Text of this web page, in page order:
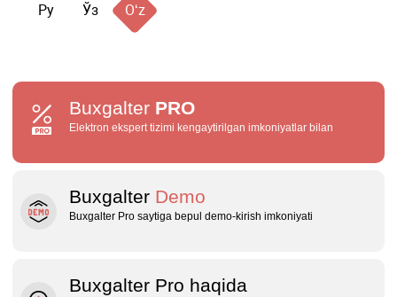
Ру Ўз Oʻz
Buxgalter PRO
Elektron ekspert tizimi kengaytirilgan imkoniyatlar bilan
Buxgalter Demo
Buxgalter Pro saytiga bepul demo‑kirish imkoniyati
Buxgalter Pro haqida